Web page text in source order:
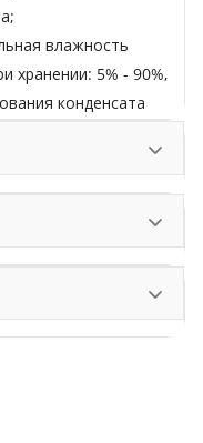
влажность
хранении: 5% - 90%,
конденсата